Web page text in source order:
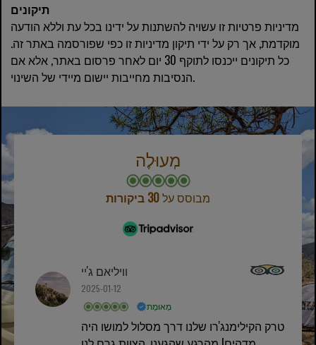
תיקונים
מדיניות פרטיות זו עשויה להשתנות על ידינו בכל עת וללא הודעה
מוקדמת, אך רק על ידי תיקון מדיניות זו כפי שפורסמה באתר זה.
כל תיקונים ייכנסו לתוקף 30 יום לאחר פרסום באתר, אלא אם
הנסיבות מחייבות יישום מיידי של השינוי.
מְעוּלֶה
מבוסס על30 ביקורות
וויליאם ג'יי
2025-01-12
מְאוּמָת
טרק הקילימנג'רו שלנו דרך מסלול למושו היה